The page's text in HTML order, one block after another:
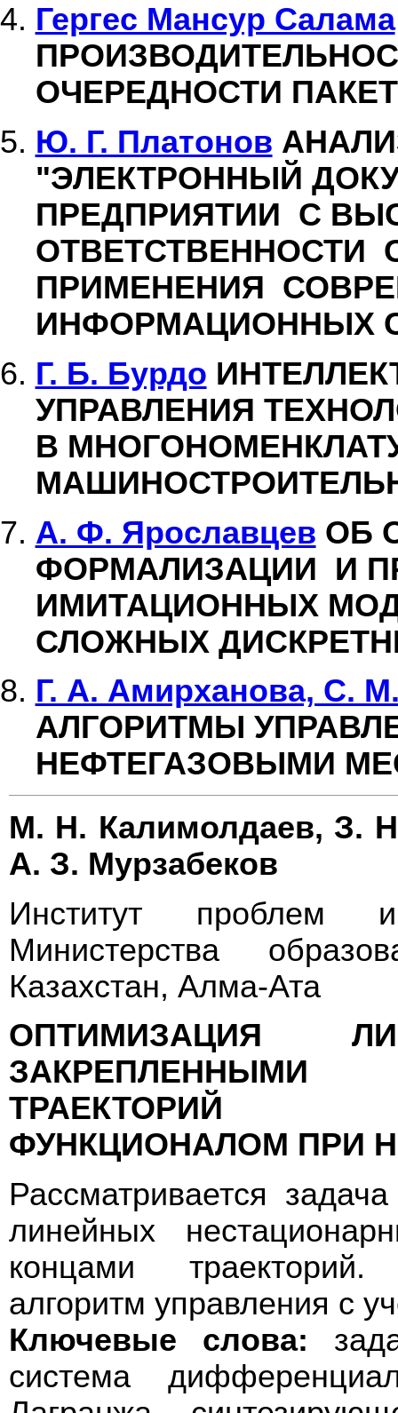
Гергес Мансур Салама
ОЧЕРЕДНОСТИ
Ю. Г. Платонов
"ЭЛЕКТРОННЫЙ
ПРЕДПРИЯТИИ С
ОТВЕТСТВЕННОСТИ
ПРИМЕНЕНИЯ
ИНФОРМАЦИОННЫХ
Г. Б. Бурдо
УПРАВЛЕНИЯ
В
А. Ф. Ярославцев ОБ
ФОРМАЛИЗАЦИИ И
ИМИТАЦИОННЫХ
СЛОЖНЫХ
Г. А. Амирханова, С.
АЛГОРИТМЫ
НЕФТЕГАЗОВЫМИ
М. Н. Калимолдаев, З.
А. З. Мурзабеков
Институт проблем
Министерства
Казахстан, Алма-Ата
ОПТИМИЗАЦИЯ
ТРАЕКТОРИЙ
ФУНКЦИОНАЛОМ ПРИ
Рассматривается
линейных
концами
алгоритм управления с
Ключевые слова:
система